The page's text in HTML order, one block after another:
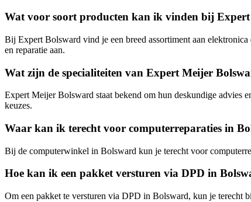
Wat voor soort producten kan ik vinden bij
Bij Expert Bolsward vind je een breed assortiment aan
en reparatie aan.
Wat zijn de specialiteiten van Expert Meijer
Expert Meijer Bolsward staat bekend om hun deskundige advies
keuzes.
Waar kan ik terecht voor computerreparaties in
Bij de computerwinkel in Bolsward kun je terecht voor
Hoe kan ik een pakket versturen via DPD in
Om een pakket te versturen via DPD in Bolsward, kun je terecht